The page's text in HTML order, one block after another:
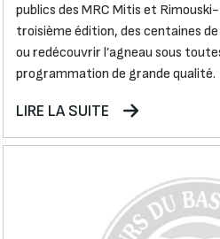
publics des MRC Mitis et
troisième édition, des centaines
ou redécouvrir l’agneau sous
programmation de grande qualité.
LIRE LA SUITE